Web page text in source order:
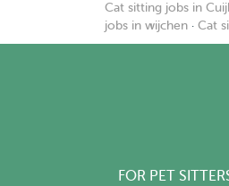
Cat sitting jobs in
jobs in wijchen · Cat
FOR PET